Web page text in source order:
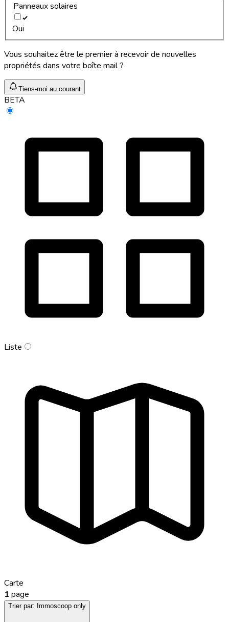
Panneaux solaires
Oui
Vous souhaitez être le premier à recevoir de nouvelles
propriétés dans votre boîte mail ?
Tiens-moi au courant
BETA
Liste
Carte
1 page
Trier par: Immoscoop only